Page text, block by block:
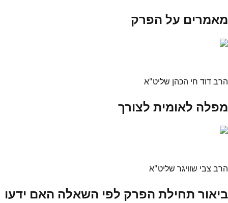
מאמרים על הפרק
הרב דוד חי הכהן שליט"א
מפלה לאומית לצורך
הרב צבי שוויגר שליט"א
ביאור תחילת הפרק לפי השאלה האם ידעו